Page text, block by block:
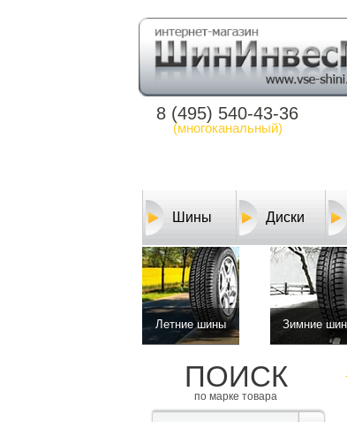
8 (495) 540-43-36
(многоканальный)
Шины Диски
Летние шины Зимние
ПОИСК
по марке товара